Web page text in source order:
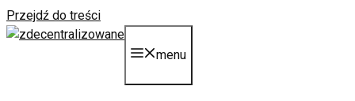
Przejdź do treści
menu